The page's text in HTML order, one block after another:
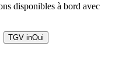
disponibles à bord avec
TGV inOui